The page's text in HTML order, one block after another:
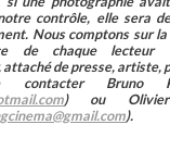
contrôle, elle sera
Nous comptons sur
de chaque lecteur
de presse, artiste,
Bruno
) ou Olivier
).